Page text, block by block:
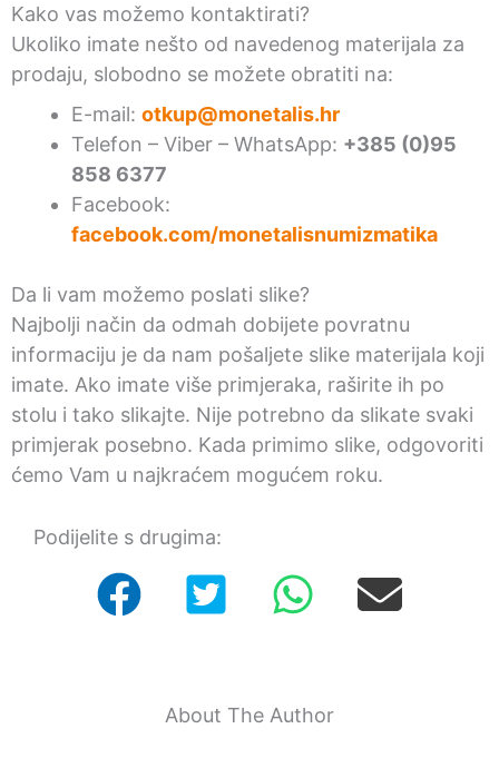
Kako vas možemo kontaktirati?
Ukoliko imate nešto od navedenog materijala za
prodaju, slobodno se možete obratiti na:
E-mail: otkup@monetalis.hr
Telefon – Viber – WhatsApp: +385 (0)95
858 6377
Facebook:
facebook.com/monetalisnumizmatika
Da li vam možemo poslati slike?
Najbolji način da odmah dobijete povratnu
informaciju je da nam pošaljete slike materijala koji
imate. Ako imate više primjeraka, raširite ih po
stolu i tako slikajte. Nije potrebno da slikate svaki
primjerak posebno. Kada primimo slike, odgovoriti
ćemo Vam u najkraćem mogućem roku.
Podijelite s drugima:
About The Author